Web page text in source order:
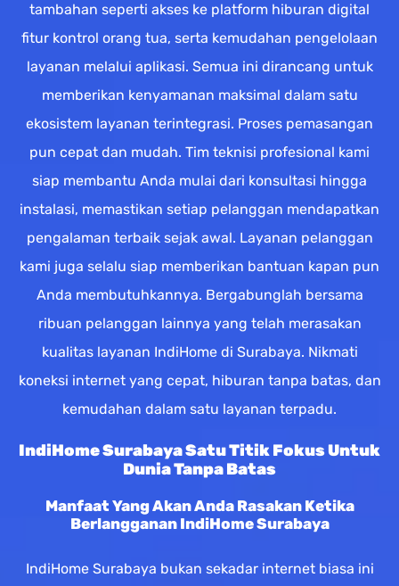
tambahan seperti akses ke platform hiburan digital
fitur kontrol orang tua, serta kemudahan pengelolaan
layanan melalui aplikasi. Semua ini dirancang untuk
memberikan kenyamanan maksimal dalam satu
ekosistem layanan terintegrasi. Proses pemasangan
pun cepat dan mudah. Tim teknisi profesional kami
siap membantu Anda mulai dari konsultasi hingga
instalasi, memastikan setiap pelanggan mendapatkan
pengalaman terbaik sejak awal. Layanan pelanggan
kami juga selalu siap memberikan bantuan kapan pun
Anda membutuhkannya. Bergabunglah bersama
ribuan pelanggan lainnya yang telah merasakan
kualitas layanan IndiHome di Surabaya. Nikmati
koneksi internet yang cepat, hiburan tanpa batas, dan
kemudahan dalam satu layanan terpadu.
IndiHome Surabaya Satu Titik Fokus Untuk
Dunia Tanpa Batas
Manfaat Yang Akan Anda Rasakan Ketika
Berlangganan IndiHome Surabaya
IndiHome Surabaya bukan sekadar internet biasa ini